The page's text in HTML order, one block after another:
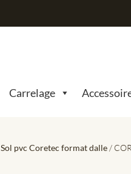
Carrelage
Sol pvc Coretec format dalle /